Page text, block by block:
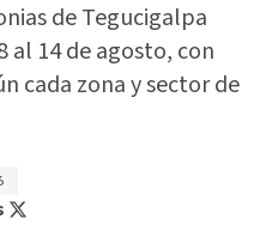
de Tegucigalpa
al 14 de agosto, con
cada zona y sector de